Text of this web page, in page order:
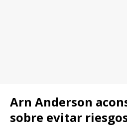
Arn Anderson
sobre evitar